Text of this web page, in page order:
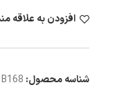
افزودن به علاقه
شناسه محصول: B168